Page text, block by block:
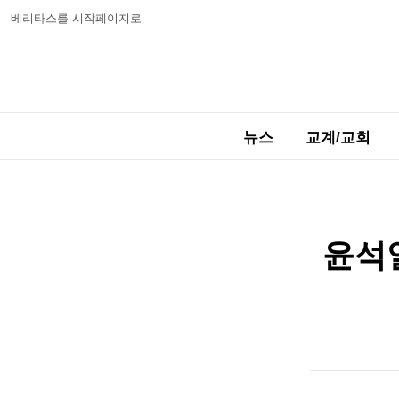
베리타스를 시작페이지로
뉴스 교계/교회
윤석